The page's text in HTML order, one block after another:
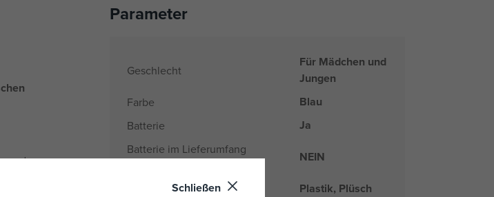
Parameter
Geschlecht
Für Mädchen und
Jungen
Farbe Blau
Batterie Ja
Batterie im Lieferumfang
NEIN
Plastik, Plüsch
Schließen